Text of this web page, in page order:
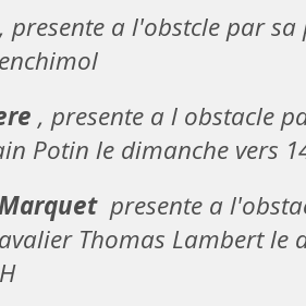
, presente a l'obstcle par
, presente a l obstacle
Potin le dimanche vers
presente a
Thomas Lambert le